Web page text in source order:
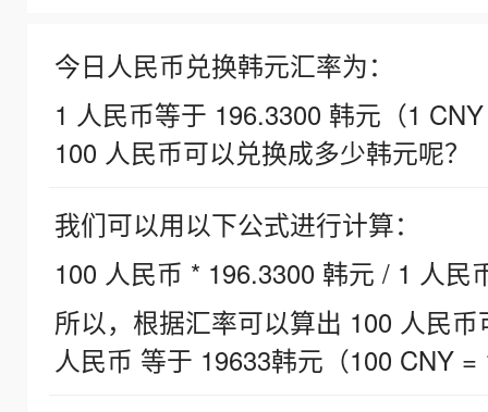
今日人民币兑换韩元汇率为：
1 人民币等于 196.3300 韩元（1
100 人民币可以兑换成多少韩元呢？
我们可以用以下公式进行计算：
100 人民币 * 196.3300 韩元 / 1 人民
所以，根据汇率可以算出 100 人民
人民币 等于 19633韩元（100 CNY =